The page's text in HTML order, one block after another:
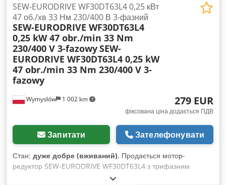
Wymysłów 1 002 km
SEW-EURODRIVE WF30DT63L4 0,25 кВт
47 об./хв 33 Нм 230/400 В 3-фазний
SEW-EURODRIVE WF30DT63L4
0,25 kW 47 obr./min 33 Nm
230/400 V 3-fazowySEW-
EURODRIVE WF30DT63L4 0,25 kW
47 obr./min 33 Nm 230/400 V 3-
fazowy
279 EUR
фіксована ціна додається ПДВ
Запитати Зателефонувати
Стан: дуже добре (вживаний), Продається мотор-
редуктор SEW-EURODRIVE WF30DT63L4 з трифазним
електродвигуном потужністю 0,25 кВт. Пристрій повністю